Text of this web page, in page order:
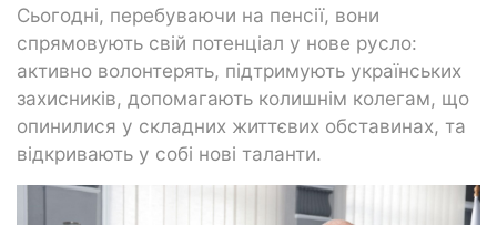
Сьогодні, перебуваючи на пенсії, вони
спрямовують свій потенціал у нове русло:
активно волонтерять, підтримують українських
захисників, допомагають колишнім колегам, що
опинилися у складних життєвих обставинах, та
відкривають у собі нові таланти.